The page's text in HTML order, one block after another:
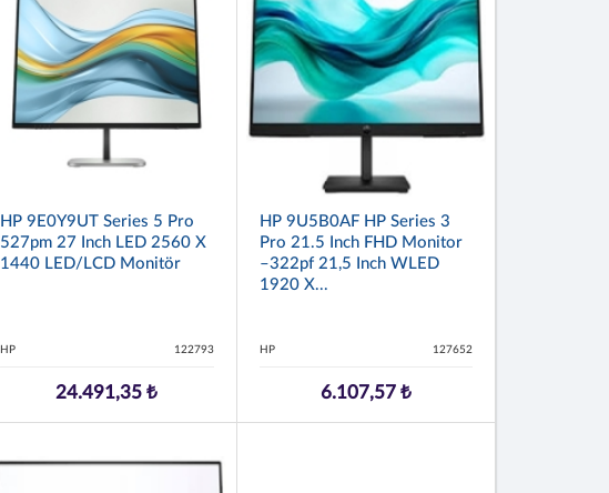
HP 9E0Y9UT Series 5 Pro
527pm 27 Inch LED 2560 X
1440 LED/LCD Monitör
HP 122793
24.491,35 ₺
HP 9U5B0AF HP Series 3
Pro 21.5 Inch FHD Monitor
–322pf 21,5 Inch WLED
1920 X...
HP 127652
6.107,57 ₺